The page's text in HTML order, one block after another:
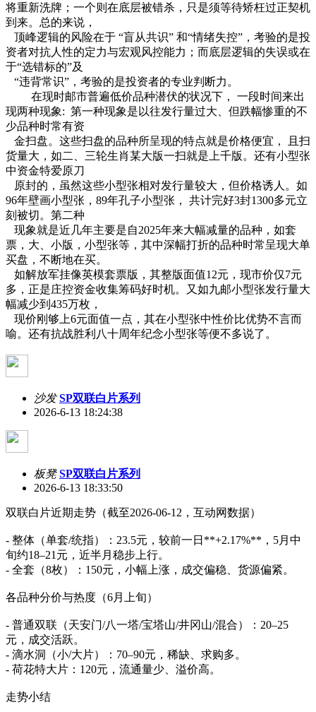
将重新洗牌；一个则在底层被错杀，只是须等待矫枉过正契机
到来。总的来说，
顶峰逻辑的风险在于 “盲从共识” 和“情绪失控”，考验的是投
资者对抗人性的定力与宏观风控能力；而底层逻辑的失误或在
于“选错标的”及
“违背常识”，考验的是投资者的专业判断力。
在现时邮市普遍低价品种潜伏的状况下， 一段时间来出
现两种现象: 第一种现象是以往发行量过大、但跌幅惨重的不
少品种时常有资
金扫盘。这些扫盘的品种所呈现的特点就是价格便宜， 且扫
货量大，如二、三轮生肖某大版一扫就是上千版。还有小型张
中资金特爱原刀
原封的，虽然这些小型张相对发行量较大，但价格诱人。如
96年壁画小型张，89年孔子小型张， 共计完好3封1300多元立
刻被切。第二种
现象就是近几年主要是自2025年来大幅减量的品种，如套
票，大、小版，小型张等，其中深幅打折的品种时常呈现大单
买盘，不断地在买。
如解放军挂像英模套票版，其整版面值12元，现市价仅7元
多，正是庄控资金收集筹码好时机。又如九邮小型张发行量大
幅减少到435万枚，
现价刚够上6元面值一点，其在小型张中性价比优势不言而
喻。还有抗战胜利八十周年纪念小型张等便不多说了。
沙发 SP双联白片系列
2026-6-13 18:24:38
板凳 SP双联白片系列
2026-6-13 18:33:50
双联白片近期走势（截至2026-06-12，互动网数据）
- 整体（单套/统指）：23.5元，较前一日**+2.17%**，5月中
旬约18–21元，近半月稳步上行。
- 全套（8枚）：150元，小幅上涨，成交偏稳、货源偏紧。
各品种分价与热度（6月上旬）
- 普通双联（天安门/八一塔/宝塔山/井冈山/混合）：20–25
元，成交活跃。
- 滴水洞（小/大片）：70–90元，稀缺、求购多。
- 荷花特大片：120元，流通量少、溢价高。
走势小结